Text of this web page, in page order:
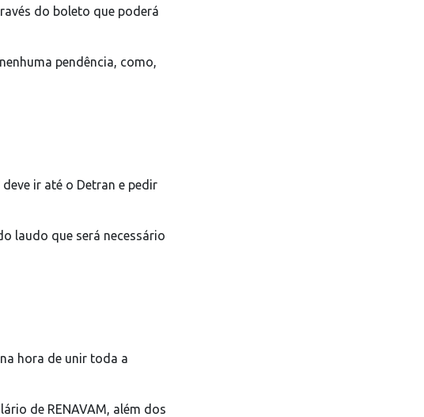
do boleto que poderá
pendência, como,
ir até o Detran e pedir
laudo que será necessário
hora de unir toda a
de RENAVAM, além dos